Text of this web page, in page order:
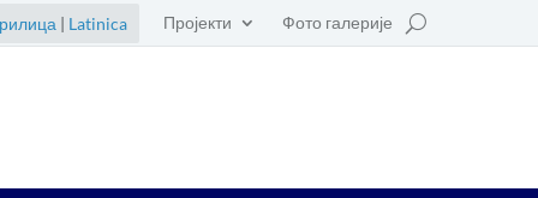
Пројекти Фото галерије
| Latinica